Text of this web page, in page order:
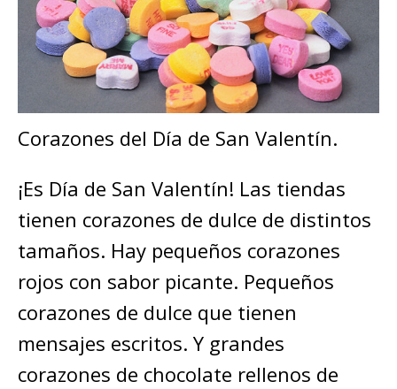
Corazones del Día de San Valentín.
¡Es Día de San Valentín! Las tiendas
tienen corazones de dulce de distintos
tamaños. Hay pequeños corazones
rojos con sabor picante. Pequeños
corazones de dulce que tienen
mensajes escritos. Y grandes
corazones de chocolate rellenos de